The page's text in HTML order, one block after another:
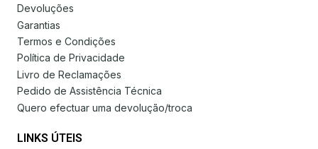
Devoluções
Garantias
Termos e Condições
Política de Privacidade
Livro de Reclamações
Pedido de Assistência Técnica
Quero efectuar uma devolução/troca
LINKS ÚTEIS